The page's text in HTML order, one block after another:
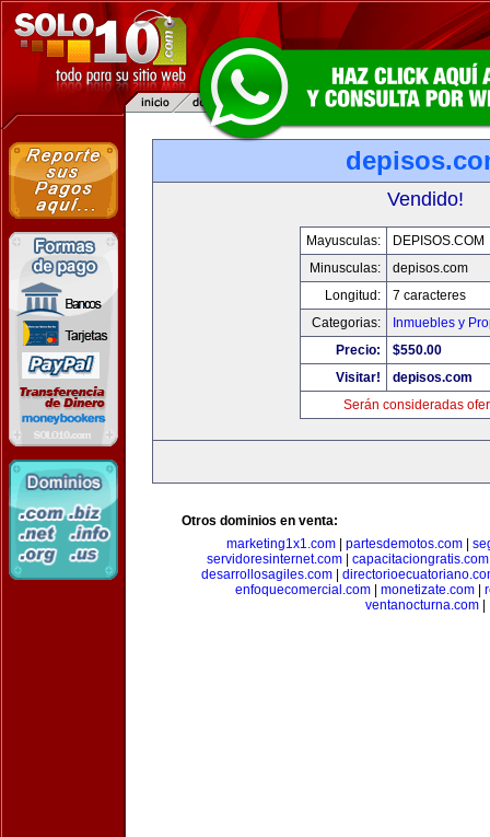
Vendido!
Mayusculas:
DEPISOS.COM
Minusculas:
depisos.com
Longitud:
7 caracteres
Categorias:
Inmuebles y
Precio:
$550.00
Visitar!
depisos.com
Serán consideradas
Otros dominios en venta:
marketing1x1.com| partesdemotos.com|
servidoresinternet.com| capacitaciongratis.com
desarrollosagiles.com
enfoquecomercial.com
monetizate.com
ventanocturna.com